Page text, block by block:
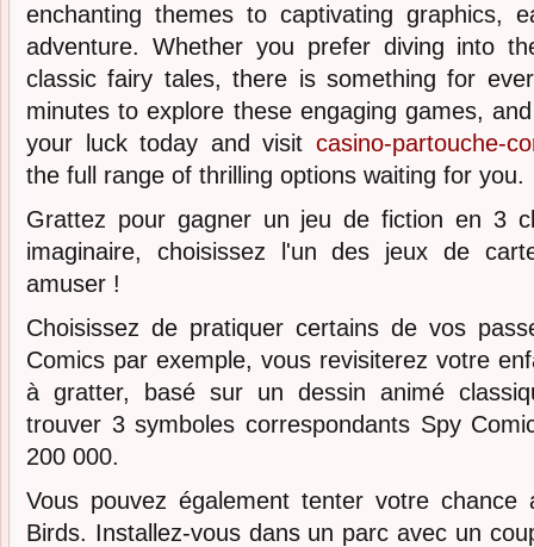
enchanting themes to captivating graphics,
adventure. Whether you prefer diving into
classic fairy tales, there is something for
minutes to explore these engaging games,
your luck today and visit casino-partouche-
the full range of thrilling options waiting for you.
Grattez pour gagner un jeu de fiction en 3
imaginaire, choisissez l'un des jeux de
amuser !
Choisissez de pratiquer certains de vos
Comics par exemple, vous revisiterez votre
à gratter, basé sur un dessin animé
trouver 3 symboles correspondants Spy
200 000.
Vous pouvez également tenter votre chance
Birds. Installez-vous dans un parc avec un